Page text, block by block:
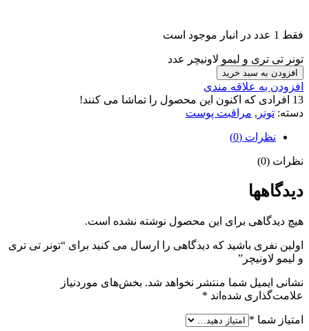
فقط 1 عدد در انبار موجود است
تونر تی تری و لیمو لاونیچر عدد
افزودن به سبد خرید
افزودن به علاقه مندی
13 افرادی که اکنون این محصول را تماشا می کنند!
دسته: تونر , مراقبت پوست
نظرات (0)
نظرات (0)
دیدگاهها
هیچ دیدگاهی برای این محصول نوشته نشده است.
اولین نفری باشید که دیدگاهی را ارسال می کنید برای “تونر تی تری
و لیمو لاونیچر”
نشانی ایمیل شما منتشر نخواهد شد. بخش‌های موردنیاز
علامت‌گذاری شده‌اند *
امتیاز شما *